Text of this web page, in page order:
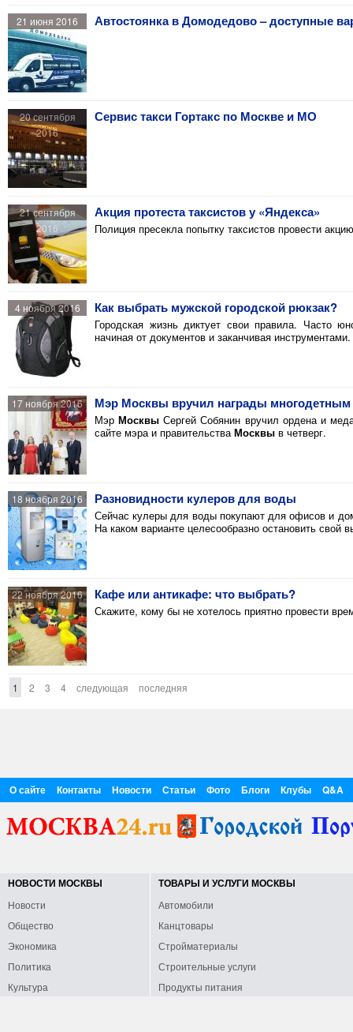
21 июня 2016 Автостоянка в Домодедово – доступные
20 сентября
2016
Сервис такси Гортакс по Москве и МО
21 сентября
2016
Акция протеста таксистов у «Яндекса»
Полиция пресекла попытку таксистов провести
4 ноября 2016 Как выбрать мужской городской рюкзак?
Городская жизнь диктует свои правила. Часто
начиная от документов и заканчивая
17 ноября 2016 Мэр Москвы вручил награды
МэрМосквы Сергей Собянин вручил ордена и
сайте мэра и правительстваМосквы в четверг.
18 ноября 2016 Разновидности кулеров для воды
Сейчас кулеры для воды покупают для офисов и
На каком варианте целесообразно остановить свой
22 ноября 2016 Кафе или антикафе: что выбрать?
Скажите, кому бы не хотелось приятно провести
1 2 3 4 следующая последняя
О сайте Контакты Новости Статьи Фото Блоги Клубы Q&A
НОВОСТИ МОСКВЫ
Новости
Общество
Экономика
Политика
Культура
ТОВАРЫ И УСЛУГИ МОСКВЫ
Автомобили
Канцтовары
Стройматериалы
Строительные услуги
Продукты питания